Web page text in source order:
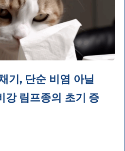
기, 단순 비염 아닐
강 림프종의 초기 증